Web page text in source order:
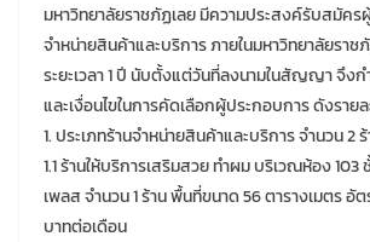
มหาวิทยาลัยราชภัฏเลย มีความประสงค์รับสมัคร
จำหน่ายสินค้าและบริการ ภายในมหาวิทยาลัยราช
ระยะเวลา 1 ปี นับตั้งแต่วันที่ลงนามในสัญญา จึง
และเงื่อนไขในการคัดเลือกผู้ประกอบการ ดังราย
1. ประเภทร้านจำหน่ายสินค้าและบริการ จำนวน 2
1.1 ร้านให้บริการเสริมสวย ทำผม บริเวณห้อง 103
เพลส จำนวน 1 ร้าน พื้นที่ขนาด 56 ตารางเมตร อั
บาทต่อเดือน